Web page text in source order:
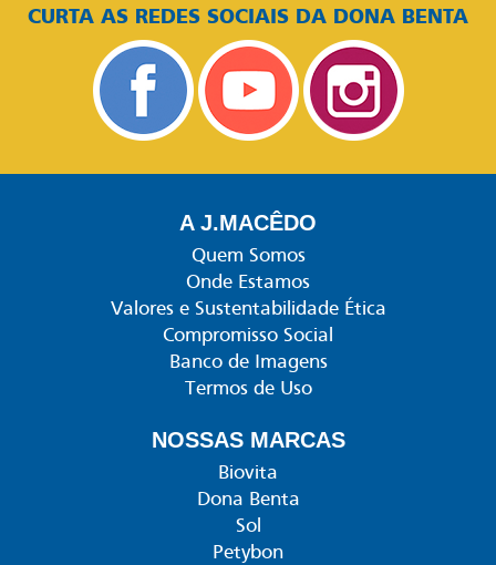
CURTA AS REDES SOCIAIS DA DONA BENTA
A J.MACÊDO
Quem Somos
Onde Estamos
Valores e Sustentabilidade Ética
Compromisso Social
Banco de Imagens
Termos de Uso
NOSSAS MARCAS
Biovita
Dona Benta
Sol
Petybon